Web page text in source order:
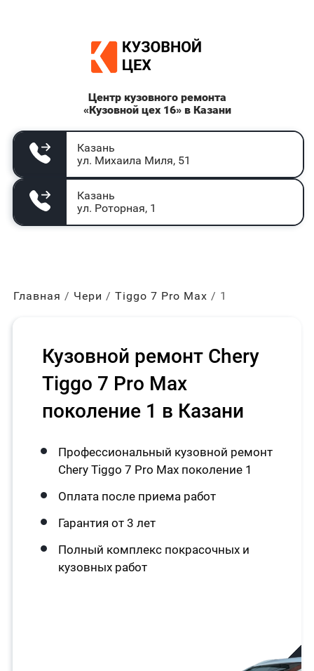
Центр кузовного ремонта
«Кузовной цех 16» в Казани
Казань
ул. Михаила Миля, 51
Казань
ул. Роторная, 1
Главная Чери Tiggo 7 Pro Max 1
Кузовной ремонт Chery
Tiggo 7 Pro Max
поколение 1 в Казани
Профессиональный кузовной ремонт
Chery Tiggo 7 Pro Max поколение 1
Оплата после приема работ
Гарантия от 3 лет
Полный комплекс покрасочных и
кузовных работ